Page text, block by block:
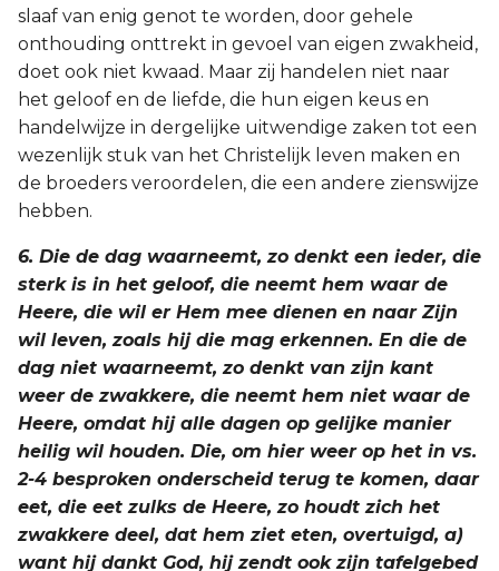
slaaf van enig genot te worden, door gehele
onthouding onttrekt in gevoel van eigen zwakheid,
doet ook niet kwaad. Maar zij handelen niet naar
het geloof en de liefde, die hun eigen keus en
handelwijze in dergelijke uitwendige zaken tot een
wezenlijk stuk van het Christelijk leven maken en
de broeders veroordelen, die een andere zienswijze
hebben.
6. Die de dag waarneemt, zo denkt een ieder, die
sterk is in het geloof, die neemt hem waar de
Heere, die wil er Hem mee dienen en naar Zijn
wil leven, zoals hij die mag erkennen. En die de
dag niet waarneemt, zo denkt van zijn kant
weer de zwakkere, die neemt hem niet waar de
Heere, omdat hij alle dagen op gelijke manier
heilig wil houden. Die, om hier weer op het in vs.
2-4 besproken onderscheid terug te komen, daar
eet, die eet zulks de Heere, zo houdt zich het
zwakkere deel, dat hem ziet eten, overtuigd, a)
want hij dankt God, hij zendt ook zijn tafelgebed